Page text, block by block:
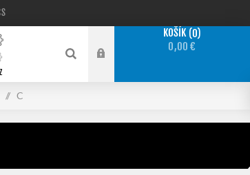
KOŠÍK 0
0,00 €
/ C